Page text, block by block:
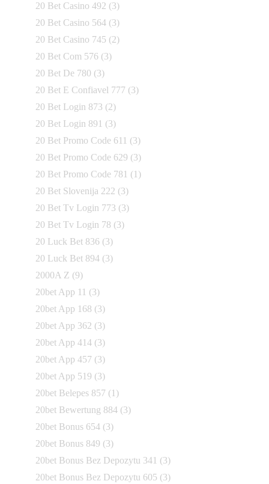
20 Bet Casino 492 (3)
20 Bet Casino 564 (3)
20 Bet Casino 745 (2)
20 Bet Com 576 (3)
20 Bet De 780 (3)
20 Bet E Confiavel 777 (3)
20 Bet Login 873 (2)
20 Bet Login 891 (3)
20 Bet Promo Code 611 (3)
20 Bet Promo Code 629 (3)
20 Bet Promo Code 781 (1)
20 Bet Slovenija 222 (3)
20 Bet Tv Login 773 (3)
20 Bet Tv Login 78 (3)
20 Luck Bet 836 (3)
20 Luck Bet 894 (3)
2000A Z (9)
20bet App 11 (3)
20bet App 168 (3)
20bet App 362 (3)
20bet App 414 (3)
20bet App 457 (3)
20bet App 519 (3)
20bet Belepes 857 (1)
20bet Bewertung 884 (3)
20bet Bonus 654 (3)
20bet Bonus 849 (3)
20bet Bonus Bez Depozytu 341 (3)
20bet Bonus Bez Depozytu 605 (3)